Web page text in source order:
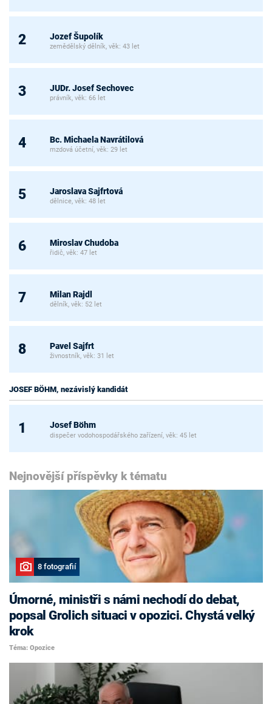
2 Jozef Šupolík
zemědělský dělník, věk: 43 let
3 JUDr. Josef Sechovec
právník, věk: 66 let
4 Bc. Michaela Navrátilová
mzdová účetní, věk: 29 let
5 Jaroslava Sajfrtová
dělnice, věk: 48 let
6 Miroslav Chudoba
řidič, věk: 47 let
7 Milan Rajdl
dělník, věk: 52 let
8 Pavel Sajfrt
živnostník, věk: 31 let
JOSEF BÖHM, nezávislý kandidát
1 Josef Böhm
dispečer vodohospodářského zařízení, věk: 45 let
Nejnovější příspěvky k tématu
8 fotografií
Úmorné, ministři s námi nechodí do debat,
popsal Grolich situaci v opozici. Chystá velký
krok
Téma: Opozice